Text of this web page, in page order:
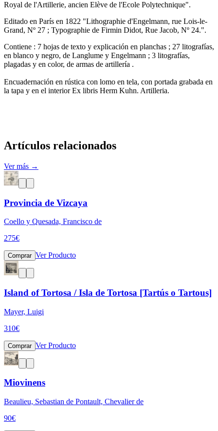
Royal de l'Artillerie, ancien Elève de l'Ecole Polytechnique".
Editado en París en 1822 "Lithographie d'Engelmann, rue Lois-le-
Grand, Nº 27 ; Typographie de Firmin Didot, Rue Jacob, Nº 24.".
Contiene : 7 hojas de texto y explicación en planchas ; 27 litografías,
en blanco y negro, de Langlume y Engelmann ; 3 litografías,
plagadas y en color, de armas de artillería .
Encuadernación en rústica con lomo en tela, con portada grabada en
la tapa y en el interior Ex libris Herm Kuhn. Artilleria.
Artículos relacionados
Ver más →
Provincia de Vizcaya
Coello y Quesada, Francisco de
275€
Comprar Ver Producto
Island of Tortosa / Isla de Tortosa [Tartús o Tartous]
Mayer, Luigi
310€
Comprar Ver Producto
Miovinens
Beaulieu, Sebastian de Pontault, Chevalier de
90€